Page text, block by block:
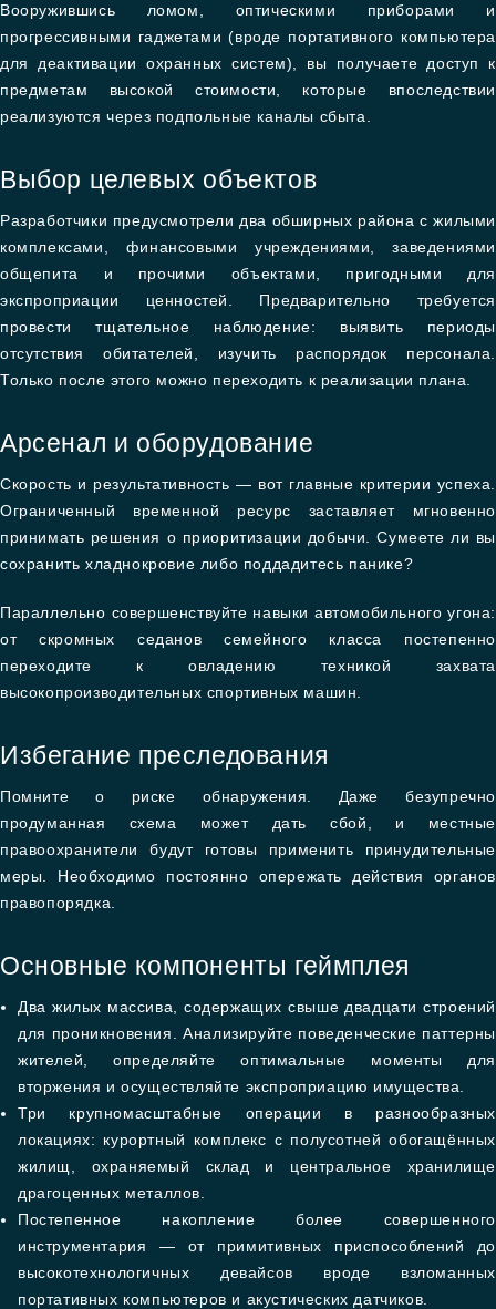
Вооружившись ломом, оптическими приборами и
прогрессивными гаджетами (вроде портативного компьютера
для деактивации охранных систем), вы получаете доступ к
предметам высокой стоимости, которые впоследствии
реализуются через подпольные каналы сбыта.
Выбор целевых объектов
Разработчики предусмотрели два обширных района с жилыми
комплексами, финансовыми учреждениями, заведениями
общепита и прочими объектами, пригодными для
экспроприации ценностей. Предварительно требуется
провести тщательное наблюдение: выявить периоды
отсутствия обитателей, изучить распорядок персонала.
Только после этого можно переходить к реализации плана.
Арсенал и оборудование
Скорость и результативность — вот главные критерии успеха.
Ограниченный временной ресурс заставляет мгновенно
принимать решения о приоритизации добычи. Сумеете ли вы
сохранить хладнокровие либо поддадитесь панике?
Параллельно совершенствуйте навыки автомобильного угона:
от скромных седанов семейного класса постепенно
переходите к овладению техникой захвата
высокопроизводительных спортивных машин.
Избегание преследования
Помните о риске обнаружения. Даже безупречно
продуманная схема может дать сбой, и местные
правоохранители будут готовы применить принудительные
меры. Необходимо постоянно опережать действия органов
правопорядка.
Основные компоненты геймплея
Два жилых массива, содержащих свыше двадцати строений
для проникновения. Анализируйте поведенческие паттерны
жителей, определяйте оптимальные моменты для
вторжения и осуществляйте экспроприацию имущества.
Три крупномасштабные операции в разнообразных
локациях: курортный комплекс с полусотней обогащённых
жилищ, охраняемый склад и центральное хранилище
драгоценных металлов.
Постепенное накопление более совершенного
инструментария — от примитивных приспособлений до
высокотехнологичных девайсов вроде взломанных
портативных компьютеров и акустических датчиков.